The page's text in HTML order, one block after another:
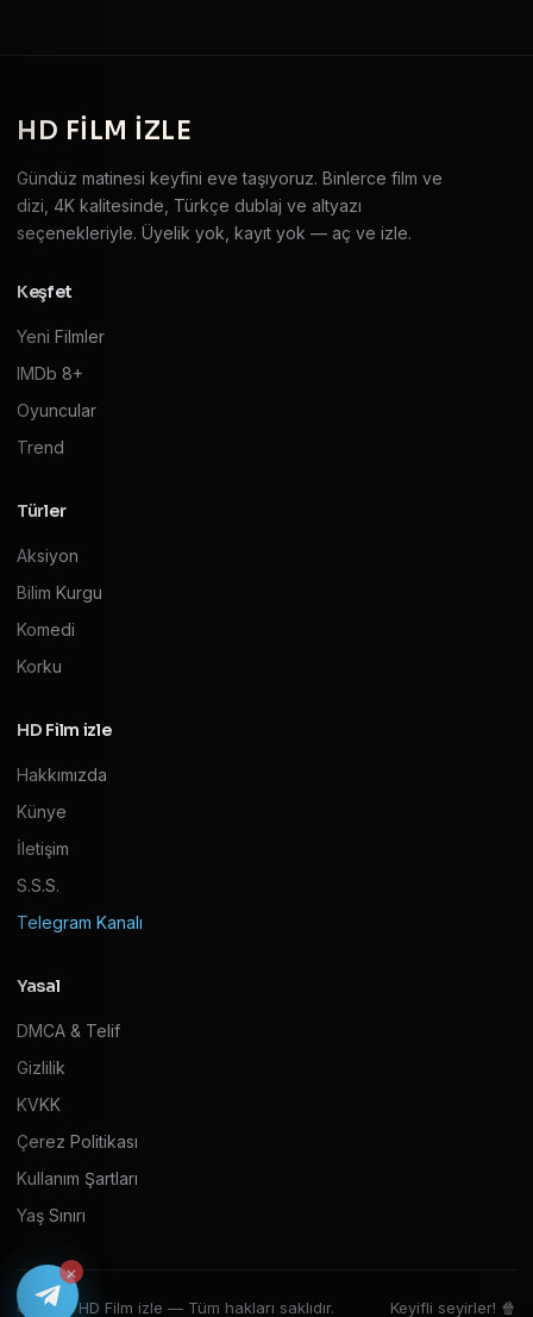
HD FILM IZLE
Gündüz matinesi keyfini eve taşıyoruz. Binlerce film ve
dizi, 4K kalitesinde, Türkçe dublaj ve altyazı
seçenekleriyle. Üyelik yok, kayıt yok — aç ve izle.
Keşfet
Yeni Filmler
IMDb 8+
Oyuncular
Trend
Türler
Aksiyon
Bilim Kurgu
Komedi
Korku
HD Film izle
Hakkımızda
Künye
İletişim
S.S.S.
Telegram Kanalı
Yasal
DMCA & Telif
Gizlilik
KVKK
Çerez Politikası
Kullanım Şartları
Yaş Sınırı
© 2026 HD Film izle — Tüm hakları saklıdır. Keyifli seyirler! 🍿
×